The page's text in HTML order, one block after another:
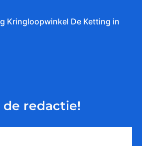
Kringloopwinkel De Ketting in
de redactie!